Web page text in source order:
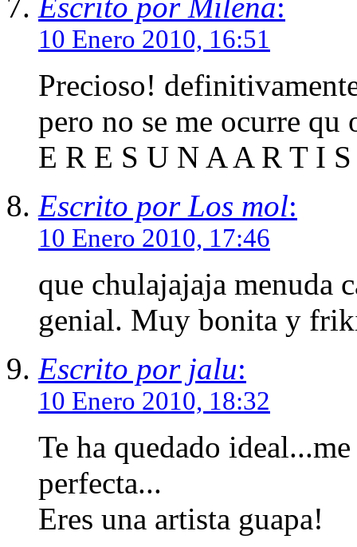
10 Enero 2010, 16:51
Precioso!
pero no se me ocurre qu
E R E S U N A A R T I
Escrito por Los mol:
10 Enero 2010, 17:46
que chulajajaja menuda
genial. Muy bonita y
Escrito por jalu:
10 Enero 2010, 18:32
Te ha quedado
perfecta...
Eres una artista guapa!